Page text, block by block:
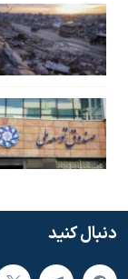
دنبال کنید